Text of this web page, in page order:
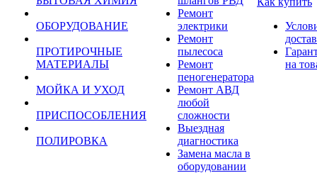
ОБОРУДОВАНИЕ
ПРОТИРОЧНЫЕ
МАТЕРИАЛЫ
МОЙКА И УХОД
ПРИСПОСОБЛЕНИЯ
ПОЛИРОВКА
Ремонт
электрики
Ремонт
пылесоса
Ремонт
пеногенератора
Ремонт АВД
любой
сложности
Выездная
диагностика
Замена масла в
оборудовании
на